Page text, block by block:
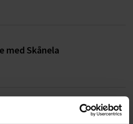
med Skånela
med Stockholms Hamnar